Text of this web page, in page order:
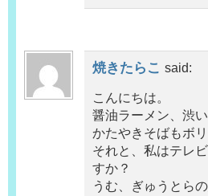
焼きたらこ said:
こんにちは。
醤油ラーメン、渋
かたやきそばもボ
それと、私はテレ
すか？
うむ、ぎゅうとら